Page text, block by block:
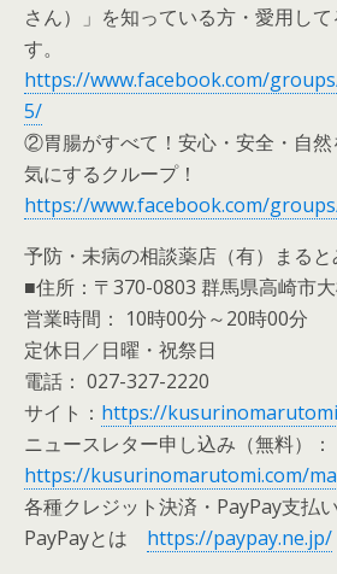
さん）」を知っている方・愛用し
す。
https://www.facebook.com/
5/
②胃腸がすべて！安心・安全・自然
気にするクループ！
https://www.facebook.com/
予防・未病の相談薬店（有）まると
■住所：〒370-0803 群馬県高崎市
営業時間： 10時00分～20時00分
定休日／日曜・祝祭日
電話： 027-327-2220
サイト： https://
ニュースレター申し込み（無料）：
https://kusurinomarutomi.com/
各種クレジット決済・PayPay支払
PayPayとは https://paypay.ne.jp/